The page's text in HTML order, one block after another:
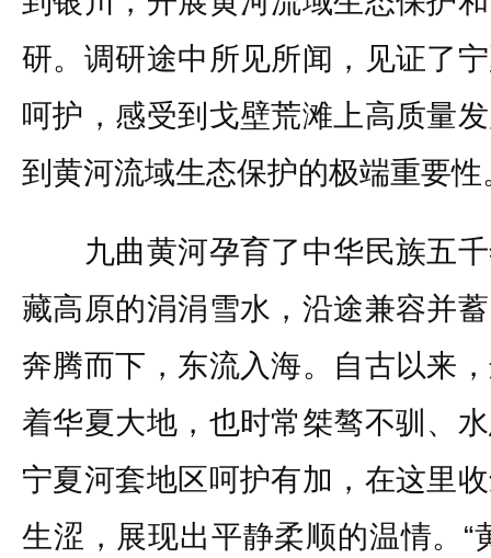
研。调研途中所见所闻，见证了
呵护，感受到戈壁荒滩上高质量
到黄河流域生态保护的极端重要性
九曲黄河孕育了中华民族五千
藏高原的涓涓雪水，沿途兼容并
奔腾而下，东流入海。自古以来
着华夏大地，也时常桀骜不驯、
宁夏河套地区呵护有加，在这里
生涩，展现出平静柔顺的温情。“